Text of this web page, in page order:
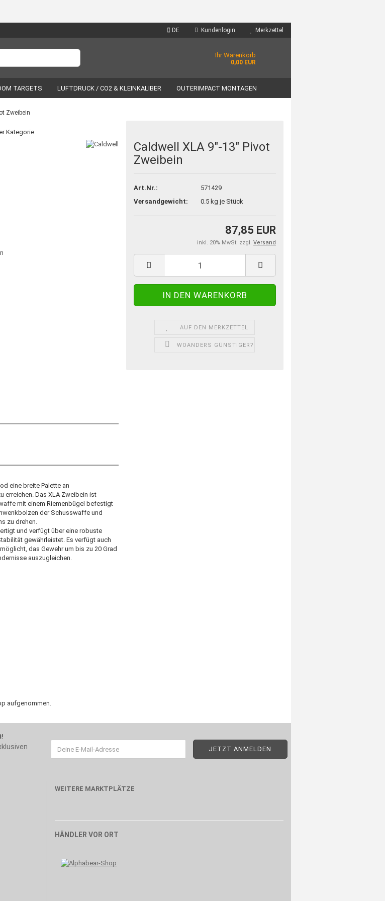
DE
Sprache auswählen
Kundenlogin Merkzettel
Ihr Warenkorb
0,00 EUR
TARGETS LUFTDRUCK / CO2 & KLEINKALIBER OUTERIMPACT MONTAGEN
LUCKY SHOT
Zweibein
Kategorie
Caldwell XLA 9"-13" Pivot
Zweibein
Art.Nr.:
571429
Versandgewicht:
0.5kg je Stück
87,85 EUR
inkl. 20% MwSt. zzgl. Versand
AUF DEN MERKZETTEL
WOANDERS GÜNSTIGER?
eine breite Palette an
Das XLA Zweibein ist
mit einem Riemenbügel befestigt
der Schusswaffe und
zu drehen.
und verfügt über eine robuste
gewährleistet. Es verfügt auch
das Gewehr um bis zu 20 Grad
auszugleichen.
aufgenommen.
!
WEITERE MARKTPLÄTZE
HÄNDLER VOR ORT